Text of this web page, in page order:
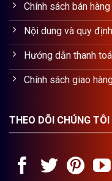
Chính sách bán hàng
Nội dung và quy
Hướng dẫn thanh
Chính sách giao
THEO DÕI CHÚNG